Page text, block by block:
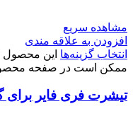
مشاهده سریع
افزودن به علاقه مندی
انتخاب گزینه‌ها این محصول
ممکن است در صفحه
تیشرت فری فایر برای